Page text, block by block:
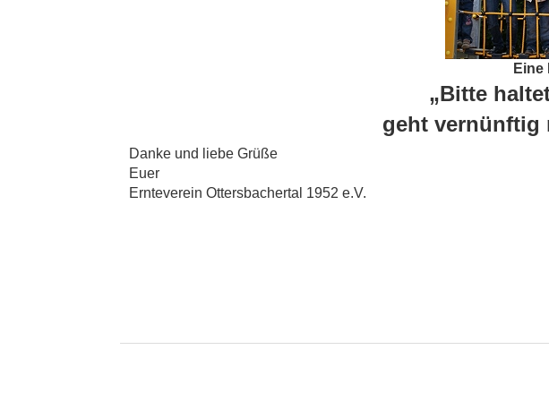
Eine
„Bitte
geht vernünftig
Danke und liebe Grüße
Euer
Ernteverein Ottersbachertal 1952 e.V.